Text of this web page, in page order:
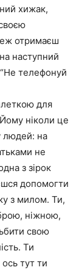
хижак,
отримаєш
наступний
“Не телефонуй
для
ніколи це
людей: на
не
з зірок
допомогти
з милом. Ти,
ніжною,
свою
Ти
тут ти